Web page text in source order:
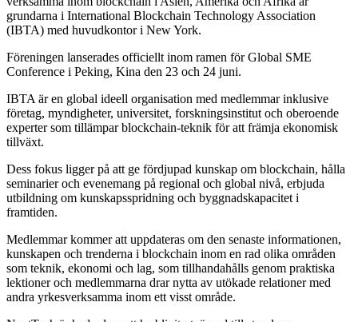
grundarna i International Blockchain Technology Association
(IBTA) med huvudkontor i New York.
Föreningen lanserades officiellt inom ramen för Global SME
Conference i Peking, Kina den 23 och 24 juni.
IBTA är en global ideell organisation med medlemmar inklusive
företag, myndigheter, universitet, forskningsinstitut och oberoende
experter som tillämpar blockchain-teknik för att främja ekonomisk
tillväxt.
Dess fokus ligger på att ge fördjupad kunskap om blockchain, hålla
seminarier och evenemang på regional och global nivå, erbjuda
utbildning om kunskapsspridning och byggnadskapacitet i
framtiden.
Medlemmar kommer att uppdateras om den senaste informationen,
kunskapen och trenderna i blockchain inom en rad olika områden
som teknik, ekonomi och lag, som tillhandahålls genom praktiska
lektioner och medlemmarna drar nytta av utökade relationer med
andra yrkesverksamma inom ett visst område.